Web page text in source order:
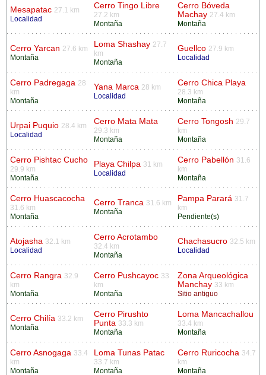
Mesapatac 27.1 km
Localidad
Cerro Tingo Libre
27.2 km
Montaña
Cerro Bóveda
Machay 27.4 km
Montaña
Cerro Yarcan 27.6 km
Montaña
Loma Shashay 27.7
km
Montaña
Guellco 27.9 km
Localidad
Cerro Padregaga 28
km
Montaña
Yana Marca 28 km
Localidad
Cerro Chica Playa
28.3 km
Montaña
Urpai Puquio 28.4 km
Localidad
Cerro Mata Mata
29.3 km
Montaña
Cerro Tongosh 29.7
km
Montaña
Cerro Pishtac Cucho
29.9 km
Montaña
Playa Chilpa 31 km
Localidad
Cerro Pabellón 31.6
km
Montaña
Cerro Huascacocha
31.6 km
Montaña
Cerro Tranca 31.6 km
Montaña
Pampa Parará 31.7
km
Pendiente(s)
Atojasha 32.1 km
Localidad
Cerro Acrotambo
32.4 km
Montaña
Chachasucro 32.5 km
Localidad
Cerro Rangra 32.9
km
Montaña
Cerro Pushcayoc 33
km
Montaña
Zona Arqueológica
Manchay 33 km
Sitio antiguo
Cerro Chilía 33.2 km
Montaña
Cerro Pirushto
Punta 33.3 km
Montaña
Loma Mancachallou
33.4 km
Montaña
Cerro Asnogaga 33.4
km
Montaña
Loma Tunas Patac
33.7 km
Montaña
Cerro Ruricocha 34.7
km
Montaña